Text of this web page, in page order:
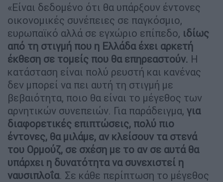
«Είναι δεδομένο ότι θα υπάρξουν έντονες
οικονομικές συνέπειες σε παγκόσμιο,
ευρωπαϊκό αλλά σε εγχώριο επίπεδο, ιδίως
από τη στιγμή που η Ελλάδα έχει αρκετή
έκθεση σε τομείς που θα επηρεαστούν. Η
κατάσταση είναι πολύ ρευστή και κανένας
δεν μπορεί να πει αυτή τη στιγμή με
βεβαιότητα, ποιο θα είναι το μέγεθος των
αρνητικών συνεπειών. Για παράδειγμα, για
διαφορετικές επιπτώσεις, πολύ πιο
έντονες, θα μιλάμε, αν κλείσουν τα στενά
του Ορμούζ, σε σχέση με το αν σε αυτά θα
υπάρχει η δυνατότητα να συνεχιστεί η
ναυσιπλοΐα. Σε κάθε περίπτωση το μέγεθος